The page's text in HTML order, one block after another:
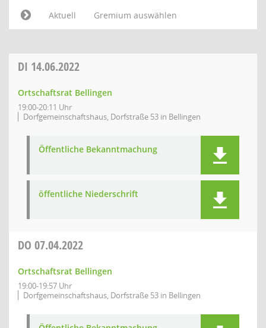
Aktuell
Gremium auswählen
DI 14.06.2022
Ortschaftsrat Bellingen
19:00-20:11 Uhr
Dorfgemeinschaftshaus, Dorfstraße 53 in Bellingen
Öffentliche Bekanntmachung
öffentliche Niederschrift
DO 07.04.2022
Ortschaftsrat Bellingen
19:00-19:57 Uhr
Dorfgemeinschaftshaus, Dorfstraße 53 in Bellingen